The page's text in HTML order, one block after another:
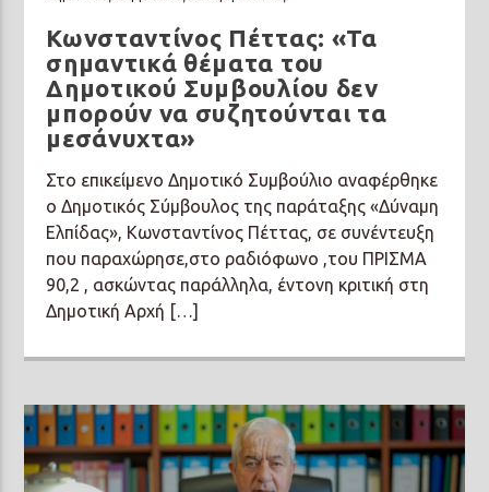
Prisma Radio 90,2
Κωνσταντίνος Πέττας: «Τα
σημαντικά θέματα του
Δημοτικού Συμβουλίου δεν
μπορούν να συζητούνται τα
μεσάνυχτα»
Στο επικείμενο Δημοτικό Συμβούλιο αναφέρθηκε
ο Δημοτικός Σύμβουλος της παράταξης «Δύναμη
Ελπίδας», Κωνσταντίνος Πέττας, σε συνέντευξη
που παραχώρησε,στο ραδιόφωνο ,του ΠΡΙΣΜΑ
90,2 , ασκώντας παράλληλα, έντονη κριτική στη
Δημοτική Αρχή […]